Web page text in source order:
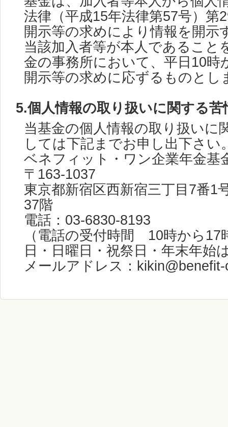
法律（平成15年法律第57号）第
開示等の求めにより情報を開示
当該加入者等が本人であること
金の事務所において、平日10時
開示等の求めに応ずるものとし
5.個人情報の取り扱いに関する
当基金の個人情報の取り扱いに
しては下記までお申し出下さい
ベネフィット・ワン企業年金基
〒163-1037
東京都新宿区西新宿三丁目7番1
37階
電話：03-6830-8193
（電話の受付時間 10時から
日・日曜日・祝祭日・年末年始
メールアドレス：